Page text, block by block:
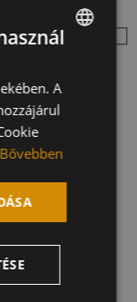
ENGLISH
GERMAN
A
Bővebben